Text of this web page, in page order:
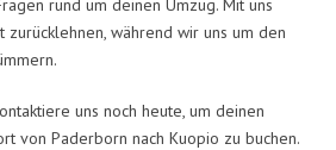
rund um deinen Umzug. Mit uns
zurücklehnen, während wir uns um den
uns noch heute, um deinen
von Paderborn nach Kuopio zu buchen.